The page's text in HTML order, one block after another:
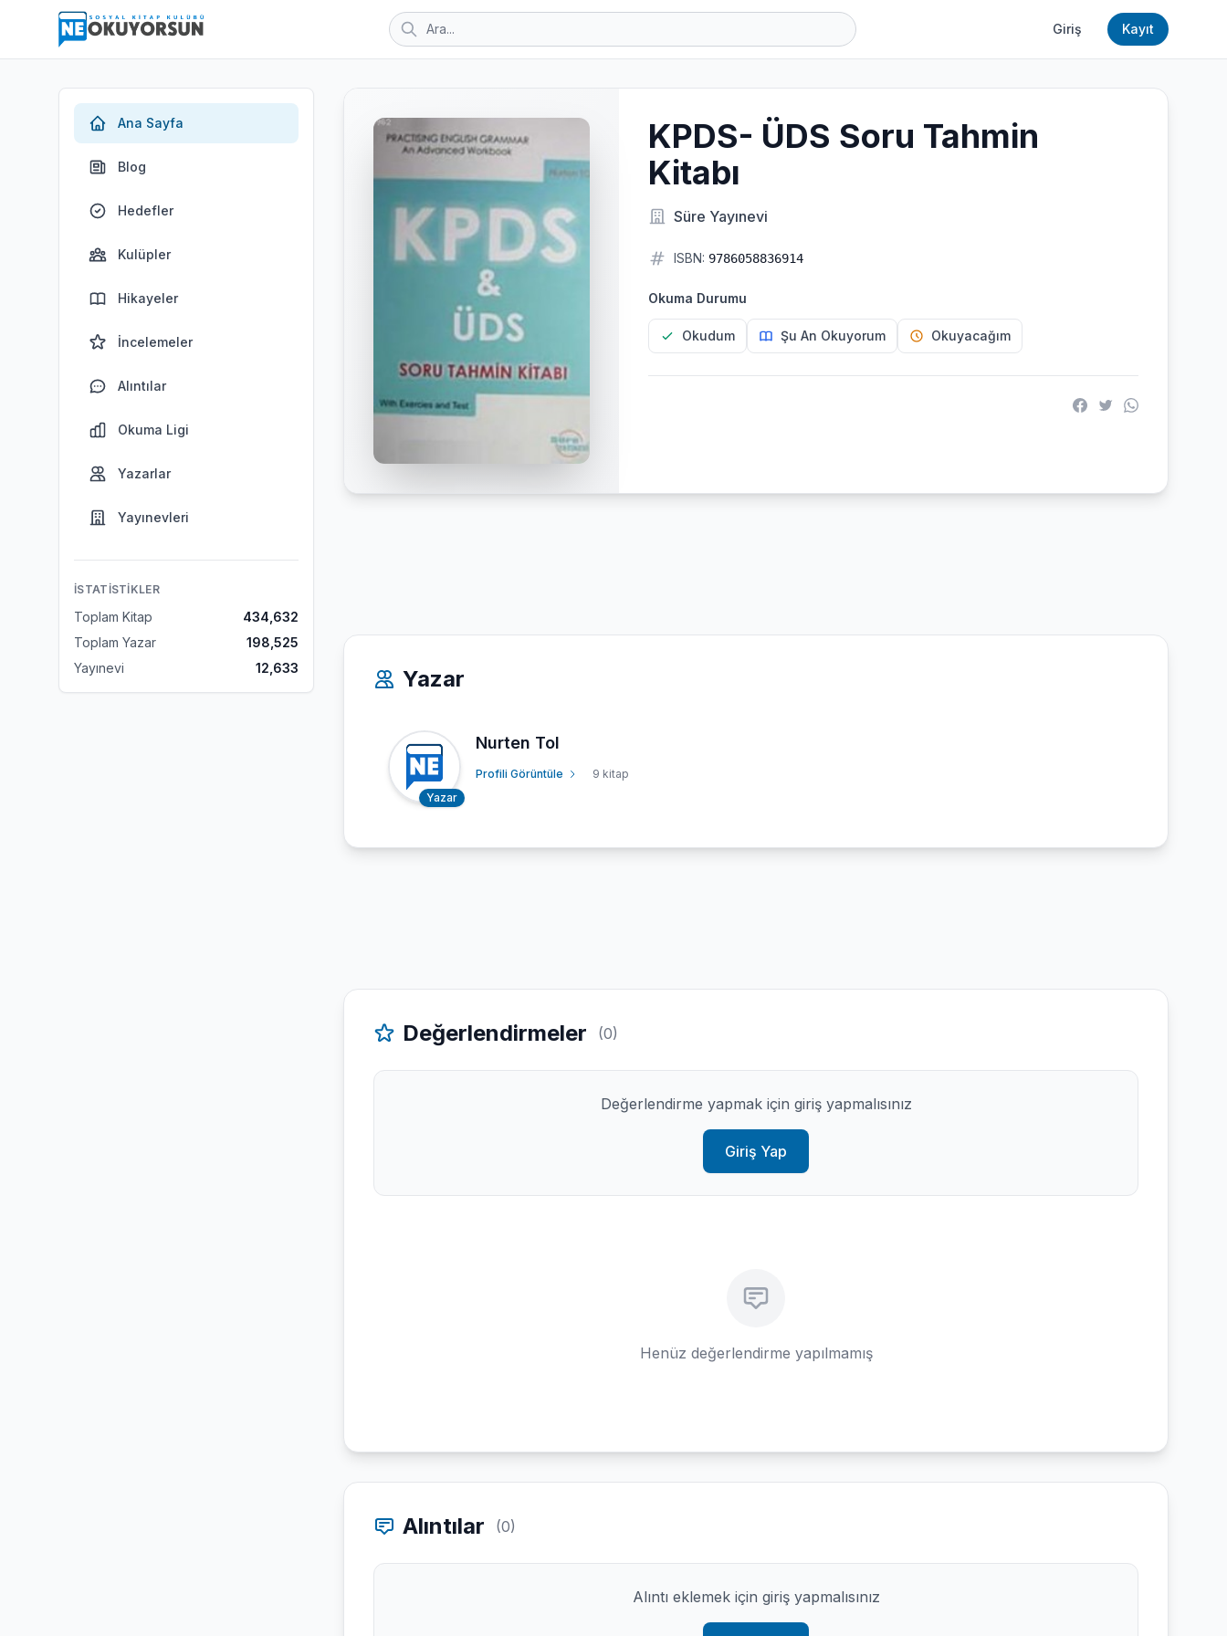
Giriş Kayıt
Ana Sayfa
Blog
Hedefler
Kulüpler
Hikayeler
İncelemeler
Alıntılar
Okuma Ligi
Yazarlar
Yayınevleri
İSTATISTIKLER
Toplam Kitap
434,632
Toplam Yazar
198,525
Yayınevi
12,633
KPDS- ÜDS Soru Tahmin
Kitabı
Süre Yayınevi
ISBN: 9786058836914
Okuma Durumu
Okudum Şu An Okuyorum Okuyacağım
Yazar
Yazar
Nurten Tol
Profili Görüntüle 9 kitap
Değerlendirmeler (0)
Değerlendirme yapmak için giriş yapmalısınız
Giriş Yap
Henüz değerlendirme yapılmamış
Alıntılar (0)
Alıntı eklemek için giriş yapmalısınız